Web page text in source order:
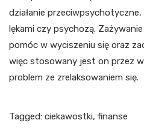
działanie
lękami czy psychozą.
pomóc w wyciszeniu się oraz
więc stosowany jest on przez
problem ze zrelaksowaniem się.
Tagged: ciekawostki, finanse